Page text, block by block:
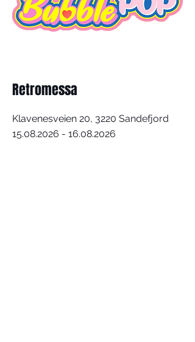
Retromessa
Klavenesveien 20, 3220 Sandefjord
15.08.2026 - 16.08.2026